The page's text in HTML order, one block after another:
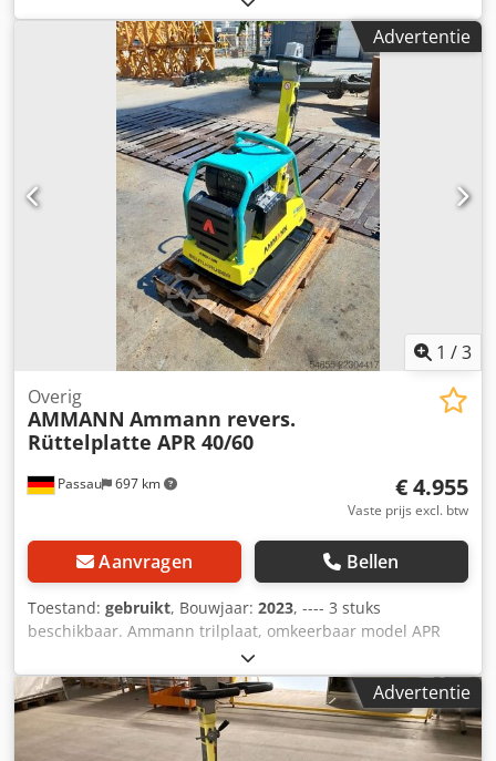
mm Dedpfx Aszkz Tked Nokr Machinelengte met
handgreep: 1.600 mm Machinehoogte: 820 mm
Handgreephoogte (werkpositie): 1.000 mm
Handgreephoogte (transport): 1.500 mm Machinebreedte:
450/600/750 mm Motor: Hatz Supra 1D50S Brandstof:
Diesel Motorvermogen bij omwentelingen per minuut: 7
kW bij 3200 Maximale vibratiefrequentie: 70 Hz Maximale
centrifugale kracht: 50 kN Maximale hellingshoek: 36%
Amplitude: 1,7 mm
Advertentie
1 /3
Passau 697 km
Overig
AMMANN Ammann revers.
Rüttelplatte APR 40/60
€ 4.955
Vaste prijs excl. btw
Aanvragen Bellen
Toestand: gebruikt, Bouwjaar: 2023, ---- 3 stuks
beschikbaar. Ammann trilplaat, omkeerbaar model APR
40/60 Artikelnummer: 100563147 Bouwjaar: 2023 Ammann
trilplaat, omkeerbaar model APR 40/60 Artikelnummer:
100563148 Dkedpfx Aozkzzbed Njr Bouwjaar: 2023
Specificaties: Motor: Hatz / diesel Gewicht machine: 284 kg
Verdichtingsbreedte: 600 mm
Advertentie